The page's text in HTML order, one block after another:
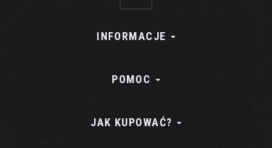
INFORMACJE
POMOC
JAK KUPOWAĆ?